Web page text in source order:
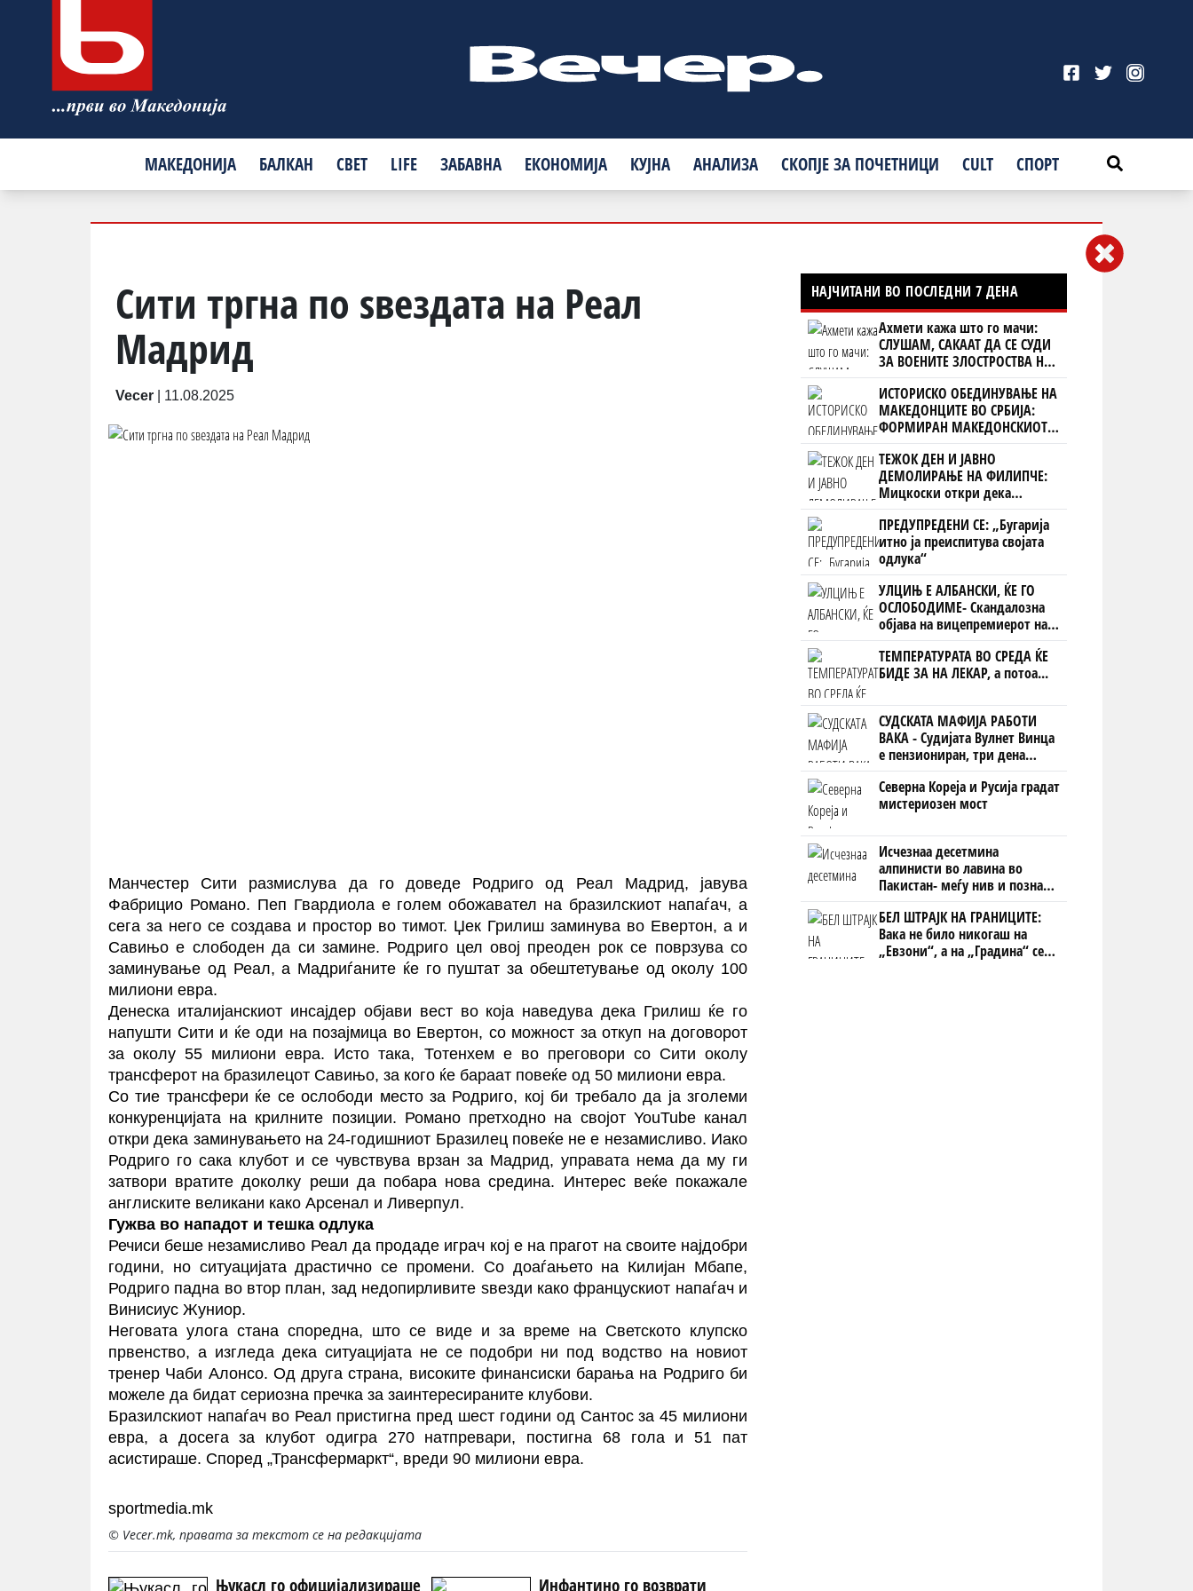
МАКЕДОНИЈА БАЛКАН СВЕТ LIFE ЗАБАВНА ЕКОНОМИЈА КУЈНА АНАЛИЗА СКОПЈЕ ЗА ПОЧЕТНИЦИ CULT СПОРТ
Сити тргна по ѕвездата на Реал
Мадрид
Vecer 11.08.2025
Манчестер Сити размислува да го доведе Родриго од Реал Мадрид, јавува
Фабрицио Романо. Пеп Гвардиола е голем обожавател на бразилскиот напаѓач, а
сега за него се создава и простор во тимот. Џек Грилиш заминува во Евертон, а и
Савињо е слободен да си замине. Родриго цел овој преоден рок се поврзува со
заминување од Реал, а Мадриѓаните ќе го пуштат за обештетување од околу 100
милиони евра.
Денеска италијанскиот инсајдер објави вест во која наведува дека Грилиш ќе го
напушти Сити и ќе оди на позајмица во Евертон, со можност за откуп на договорот
за околу 55 милиони евра. Исто така, Тотенхем е во преговори со Сити околу
трансферот на бразилецот Савињо, за кого ќе бараат повеќе од 50 милиони евра.
Со тие трансфери ќе се ослободи место за Родриго, кој би требало да ја зголеми
конкуренцијата на крилните позиции. Романо претходно на својот YouTube канал
откри дека заминувањето на 24-годишниот Бразилец повеќе не е незамисливо. Иако
Родриго го сака клубот и се чувствува врзан за Мадрид, управата нема да му ги
затвори вратите доколку реши да побара нова средина. Интерес веќе покажале
англиските великани како Арсенал и Ливерпул.
Гужва во нападот и тешка одлука
Речиси беше незамисливо Реал да продаде играч кој е на прагот на своите најдобри
години, но ситуацијата драстично се промени. Со доаѓањето на Килијан Мбапе,
Родриго падна во втор план, зад недопирливите ѕвезди како францускиот напаѓач и
Винисиус Жуниор.
Неговата улога стана споредна, што се виде и за време на Светското клупско
првенство, а изгледа дека ситуацијата не се подобри ни под водство на новиот
тренер Чаби Алонсо. Од друга страна, високите финансиски барања на Родриго би
можеле да бидат сериозна пречка за заинтересираните клубови.
Бразилскиот напаѓач во Реал пристигна пред шест години од Сантос за 45 милиони
евра, а досега за клубот одигра 270 натпревари, постигна 68 гола и 51 пат
асистираше. Според „Трансфермаркт“, вреди 90 милиони евра.
sportmedia.mk
© Vecer.mk, правата за текстот се на редакцијата
Њукасл го официјализираше Инфантино го возврати
НАЈЧИТАНИ ВО ПОСЛЕДНИ 7 ДЕНА
Ахмети кажа што го мачи:
СЛУШАМ, САКААТ ДА СЕ СУДИ
ЗА ВОЕНИТЕ ЗЛОСТРОСТВА НА
УЧК...
ИСТОРИСКО ОБЕДИНУВАЊЕ НА
МАКЕДОНЦИТЕ ВО СРБИЈА:
ФОРМИРАН МАКЕДОНСКИОТ
НАЦИОНАЛЕН СОЈУЗ
ТЕЖОК ДЕН И ЈАВНО
ДЕМОЛИРАЊЕ НА ФИЛИПЧЕ:
Мицкоски откри дека
човекот појма нема од
ништо, освен за кеш
ПРЕДУПРЕДЕНИ СЕ: „Бугарија
итно ја преиспитува својата
одлука“
УЛЦИЊ Е АЛБАНСКИ, ЌЕ ГО
ОСЛОБОДИМЕ- Скандалозна
објава на вицепремиерот на
Црна Гора
ТЕМПЕРАТУРАТА ВО СРЕДА ЌЕ
БИДЕ ЗА НА ЛЕКАР, а потоа...
СУДСКАТА МАФИЈА РАБОТИ
ВАКА - Судијата Вулнет Винца
е пензиониран, три дена
откако му го врати пасошот
на бизнисменот Марковски
Северна Кореја и Русија градат
мистериозен мост
Исчезнаа десетмина
алпинисти во лавина во
Пакистан- меѓу нив и познат
Непалец
БЕЛ ШТРАЈК НА ГРАНИЦИТЕ:
Вака не било никогаш на
„Евзони“, а на „Градина“ се